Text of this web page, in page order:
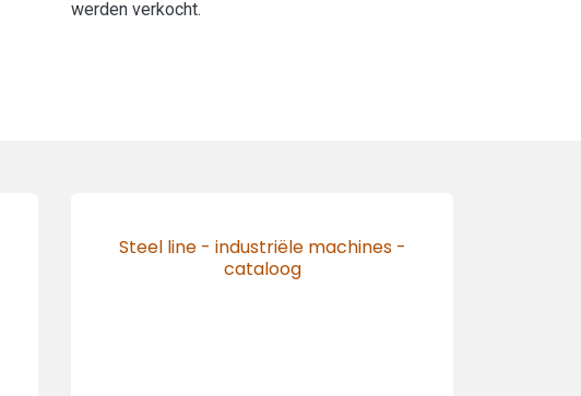
werden verkocht.
Steel line - industriële machines -
cataloog